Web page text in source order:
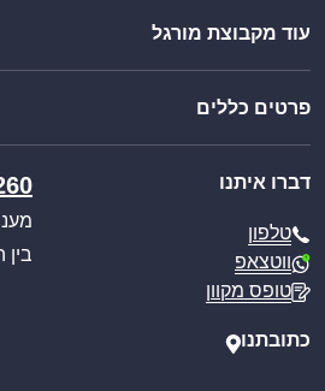
ציוד מטבח
מוצרי פרזול נירוסטה
מוצרים נוספים
הוראות הרכבה
בקשת הצעת מחיר
קטלוג מוצרים
כניסה לאזור אישי
עוד מקבוצת מורגל
וואנגו קרוואנים
פול סרוויס
פרטים כללים
חוויית הבישול החדשה
מדיניות הפרטיות
מדיניות משלוחים
ביטול עסקה
מאמרים
דברו איתנו
טלפון
ווטצאפ
טופס מקוון
בין
כתובתנו